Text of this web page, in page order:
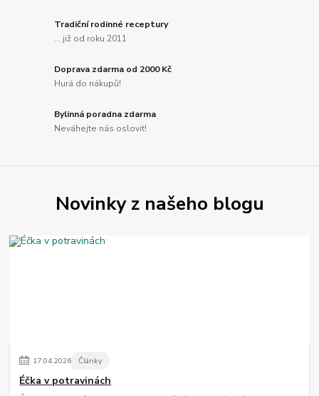
Tradiční rodinné receptury
... již od roku 2011
Doprava zdarma od 2000 Kč
Hurá do nákupů!
Bylinná poradna zdarma
Neváhejte nás oslovit!
Novinky z našeho blogu
17.04.2026 Články
Éčka v potravinách